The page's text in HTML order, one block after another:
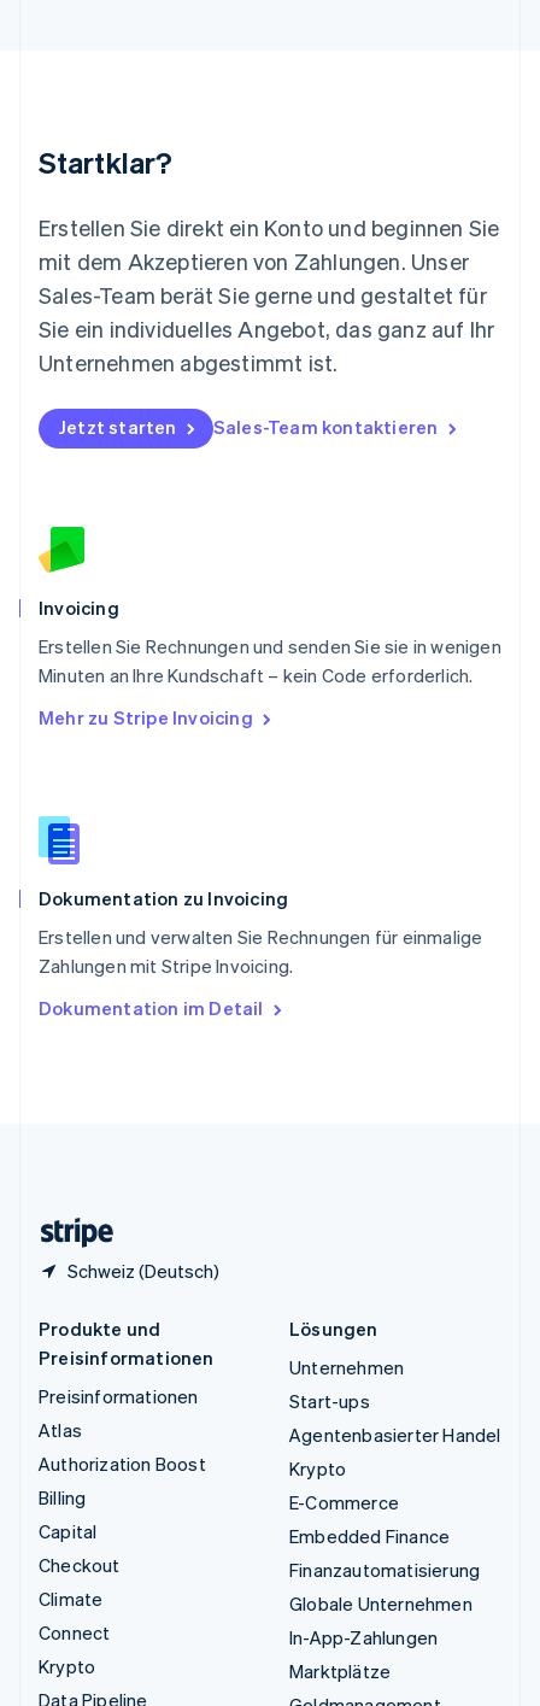
Startklar?
Erstellen Sie direkt ein Konto und beginnen Sie
mit dem Akzeptieren von Zahlungen. Unser
Sales-Team berät Sie gerne und gestaltet für
Sie ein individuelles Angebot, das ganz auf Ihr
Unternehmen abgestimmt ist.
Jetzt starten Sales-Team kontaktieren
Invoicing
Erstellen Sie Rechnungen und senden Sie sie in wenigen
Minuten an Ihre Kundschaft – kein Code erforderlich.
Mehr zu Stripe Invoicing
Dokumentation zu Invoicing
Erstellen und verwalten Sie Rechnungen für einmalige
Zahlungen mit Stripe Invoicing.
Dokumentation im Detail
Schweiz (Deutsch)
Español English
Niederlande
NederlandsEnglish
English
Österreich
Deutsch
Polen
Portugal
PortuguêsEnglish
Schweden
Schweiz
Singapur
English简体中文
Slowakei
Slowenien
English
Spanien
Thailand
Tschechische Republik
English
English
Produkte und
Preisinformationen
Preisinformationen
Atlas
Authorization Boost
Billing
Capital
Checkout
Climate
Connect
Krypto
Data Pipeline
Lösungen
Unternehmen
Start-ups
Agentenbasierter Handel
Krypto
E-Commerce
Embedded Finance
Finanzautomatisierung
Globale Unternehmen
In-App-Zahlungen
Marktplätze